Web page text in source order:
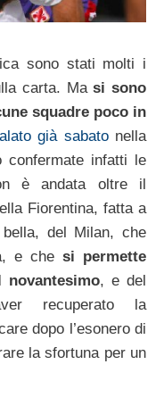
sono stati molti i
carta. Masi sono
squadre poco in
già sabato nella
confermate infatti le
è andata oltre il
Fiorentina, fatta a
del Milan, che
e che si permette
, e del
recuperato la
dopo l’esonero di
la sfortuna per un